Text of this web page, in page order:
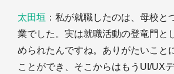
太田垣 ：私が就職したのは、母校と
業でした。実は就職活動の登竜門と
められたんですね。ありがたいこと
ことができ、そこからはもうUI/UX